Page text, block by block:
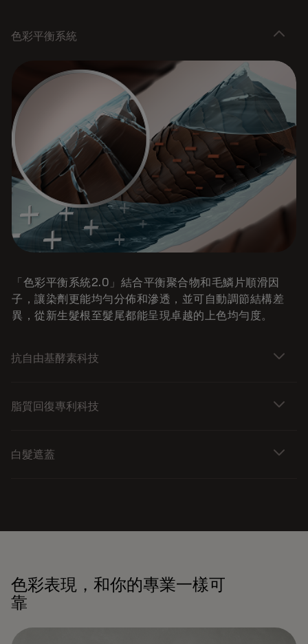
色彩平衡系統
「色彩平衡系統2.0」結合平衡聚合物和毛鱗片順滑因
子，讓染劑更能均勻分佈和滲透，並可自動調節結構差
異，從新生髮根至髮尾都能呈現卓越的上色均勻度。
抗自由基酵素科技
脂質回復專利科技
白髮遮蓋
色彩表現，和你的專業一樣可
靠